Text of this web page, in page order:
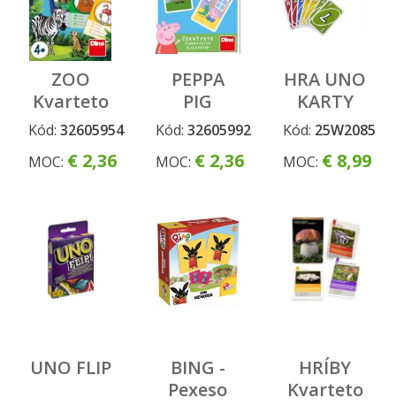
ZOO
Kvarteto
Kód: 32605954
MOC: € 2,36
PEPPA
PIG
Čierny
Kód: 32605992
MOC: € 2,36
HRA UNO
KARTY
Kód: 25W2085
MOC: € 8,99
UNO FLIP
BING -
Pexeso
HRÍBY
Kvarteto